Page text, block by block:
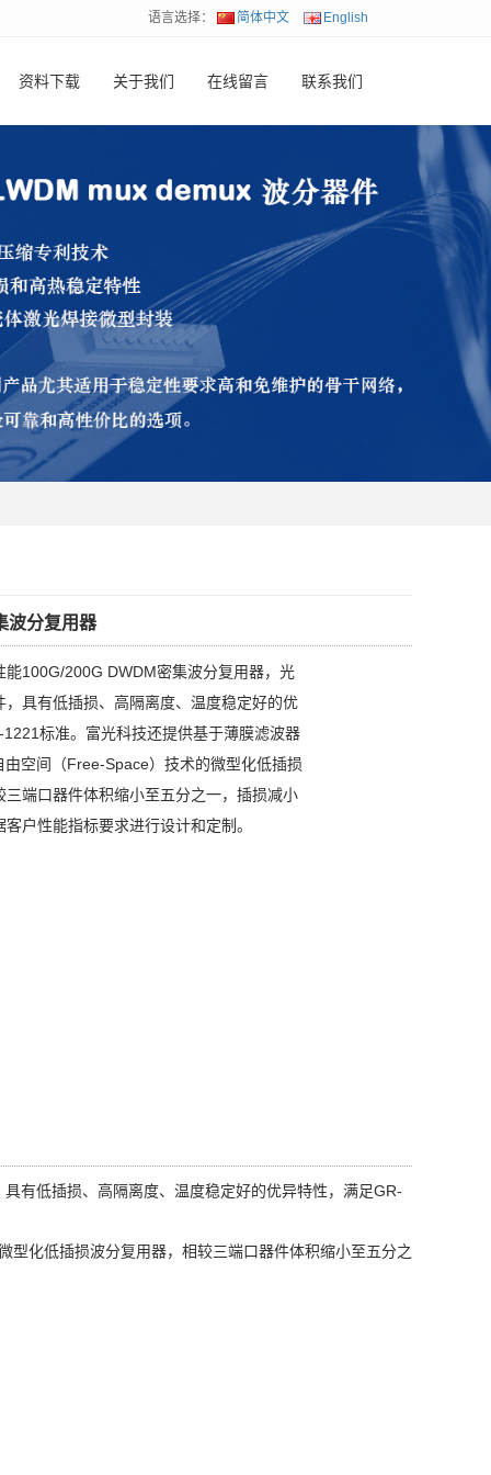
语言选择： 简体中文 English
资料下载 关于我们 在线留言 联系我们
波分复用器
能100G/200G DWDM密集波分复用器，光
，具有低插损、高隔离度、温度稳定好的优
标准。富光科技还提供基于薄膜滤波器
由空间（Free-Space）技术的微型化低插损
三端口器件体积缩小至五分之一，插损减小
户性能指标要求进行设计和定制。
具有低插损、高隔离度、温度稳定好的优异特性，满足GR-
化低插损波分复用器，相较三端口器件体积缩小至五分之